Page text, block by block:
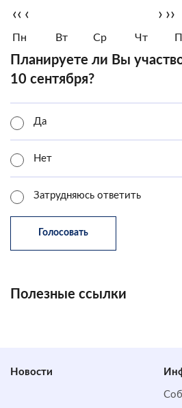
‹‹ ‹ › ››
Пн Вт Ср Чт
Планируете ли Вы
10 сентября?
Да
Нет
Затрудняюсь ответить
Полезные ссылки
Новости